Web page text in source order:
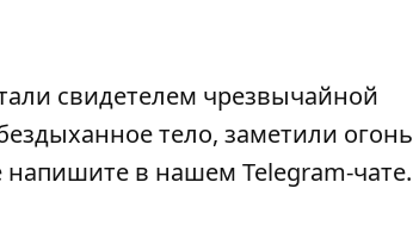
свидетелем чрезвычайной
тело, заметили огонь
напишите в нашем Telegram-чате.